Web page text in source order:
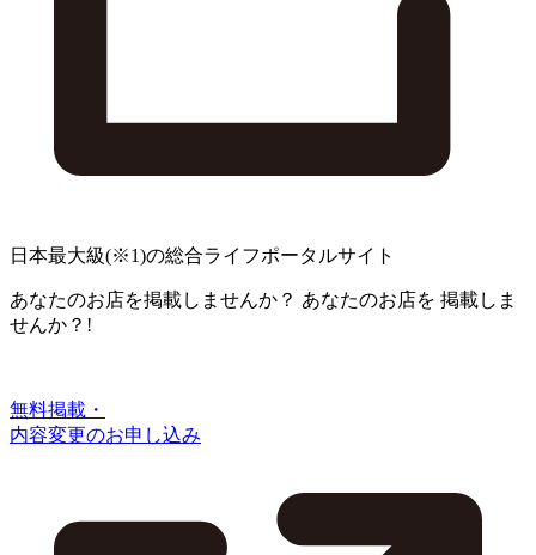
日本最大級(※1)の総合ライフポータルサイト
あなたのお店を掲載しませんか？ あなたのお店を 掲載しま
せんか？!
無料掲載・
内容変更のお申し込み